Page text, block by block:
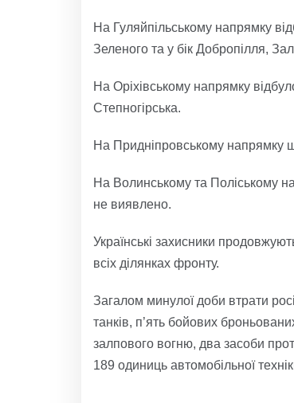
На Гуляйпільському напрямку
Зеленого та у бік Добропілля,
На Оріхівському напрямку
Степногірська.
На Придніпровському напрямку
На Волинському та Поліському
не виявлено.
Українські захисники
всіх ділянках фронту.
Загалом минулої доби втрати
танків, п’ять бойових
залпового вогню, два засоби
189 одиниць автомобільної